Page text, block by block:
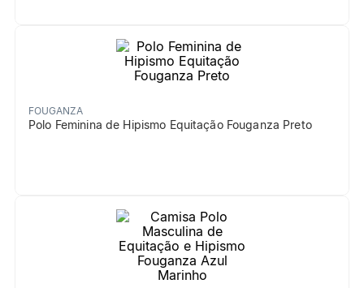
FOUGANZA
Polo Feminina de Hipismo Equitação Fouganza Preto